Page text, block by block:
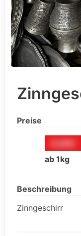
Preise
ab 1kg
Beschreibung
Zinngeschirr